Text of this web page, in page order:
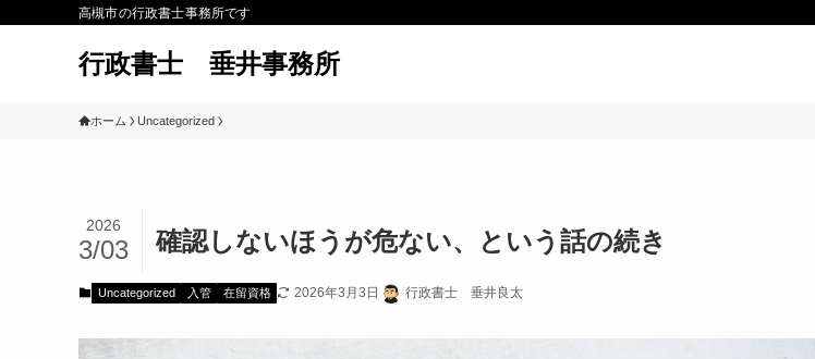
高槻市の行政書士事務所です
行政書士 垂井事務所
ホーム Uncategorized
確認しないほうが危ない、という話の続き
2026
3/03
Uncategorized 入管 在留資格 2026年3月3日 行政書士 垂井良太